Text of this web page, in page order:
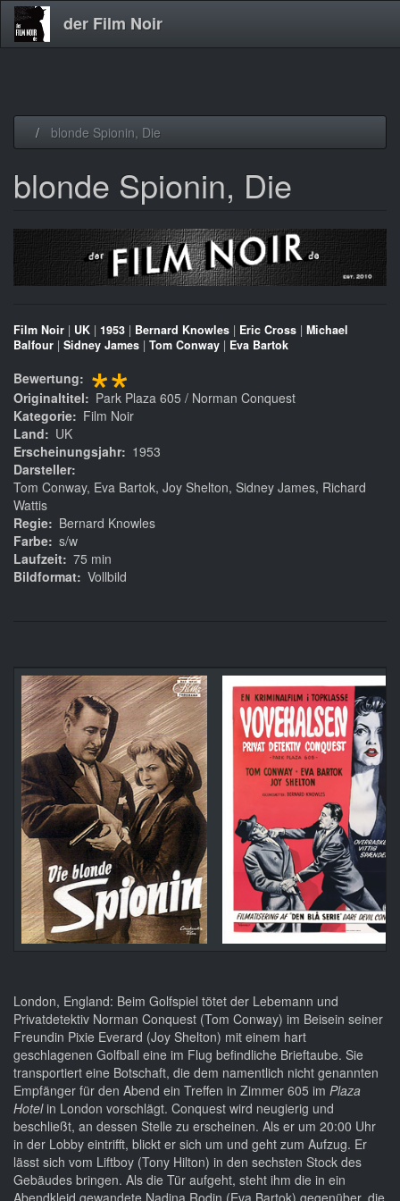
der Film Noir
blonde Spionin, Die
blonde Spionin, Die
Film Noir | UK | 1953 | Bernard Knowles | Eric Cross | Michael
Balfour | Sidney James | Tom Conway | Eva Bartok
Bewertung **
Originaltitel
Park Plaza 605 / Norman Conquest
Kategorie
Film Noir
Land
UK
Erscheinungsjahr
1953
Darsteller
Tom Conway, Eva Bartok, Joy Shelton, Sidney James, Richard
Wattis
Regie
Bernard Knowles
Farbe s/w
Laufzeit 75 min
Bildformat Vollbild
London, England: Beim Golfspiel tötet der Lebemann und
Privatdetektiv Norman Conquest (Tom Conway) im Beisein seiner
Freundin Pixie Everard (Joy Shelton) mit einem hart
geschlagenen Golfball eine im Flug befindliche Brieftaube. Sie
transportiert eine Botschaft, die dem namentlich nicht genannten
Empfänger für den Abend ein Treffen in Zimmer 605 im Plaza
Hotelin London vorschlägt. Conquest wird neugierig und
beschließt, an dessen Stelle zu erscheinen. Als er um 20:00 Uhr
in der Lobby eintrifft, blickt er sich um und geht zum Aufzug. Er
lässt sich vom Liftboy (Tony Hilton) in den sechsten Stock des
Gebäudes bringen. Als die Tür aufgeht, steht ihm die in ein